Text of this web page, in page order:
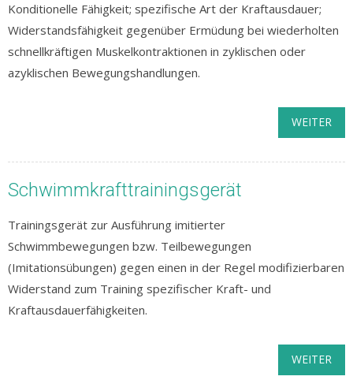
Konditionelle Fähigkeit; spezifische Art der Kraftausdauer;
Widerstandsfähigkeit gegenüber Ermüdung bei wiederholten
schnellkräftigen Muskelkontraktionen in zyklischen oder
azyklischen Bewegungshandlungen.
WEITER
Schwimmkrafttrainingsgerät
Trainingsgerät zur Ausführung imitierter
Schwimmbewegungen bzw. Teilbewegungen
(Imitationsübungen) gegen einen in der Regel modifizierbaren
Widerstand zum Training spezifischer Kraft- und
Kraftausdauerfähigkeiten.
WEITER